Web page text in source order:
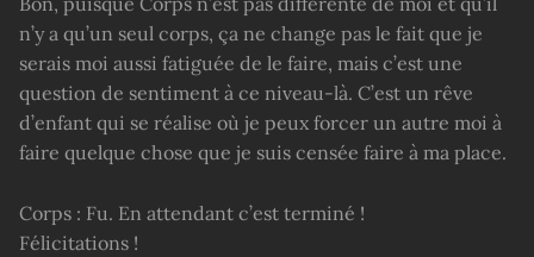
n’y a qu’un seul corps, ça ne change pas le fait que je
serais moi aussi fatiguée de le faire, mais c’est une
question de sentiment à ce niveau-là. C’est un rêve
d’enfant qui se réalise où je peux forcer un autre moi à
faire quelque chose que je suis censée faire à ma place.
Corps : Fu. En attendant c’est terminé !
Félicitations !